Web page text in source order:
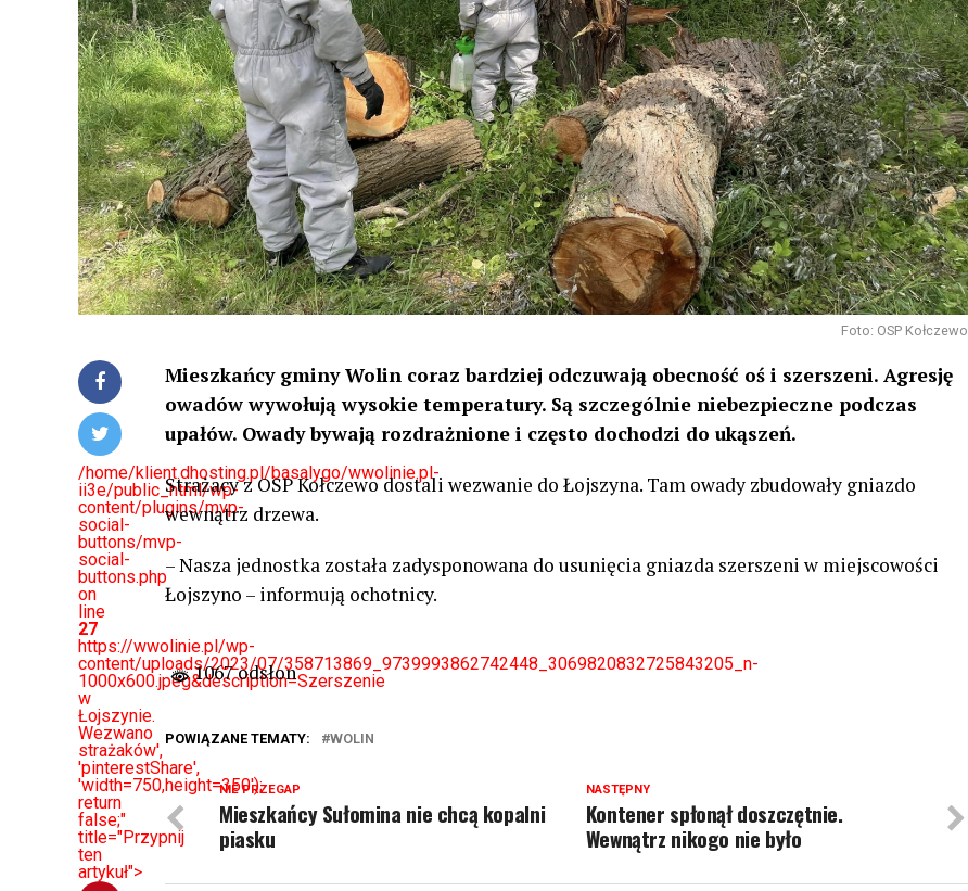
Foto: OSP Kołczewo
/home/klient.dhosting.pl/basalygo/wwolinie.pl-
ii3e/public_html/wp-
content/plugins/mvp-
social-
buttons/mvp-
social-
buttons.php
on
line
27
https://wwolinie.pl/wp-
content/uploads/2023/07/358713869_9739993862742448_3069820832725843205_n-
1000x600.jpeg&description=Szerszenie
w
Łojszynie.
Wezwano
strażaków',
'pinterestShare',
'width=750,height=350');
return
false;"
title="Przypnij
ten
artykuł">
Mieszkańcy gminy Wolin coraz bardziej odczuwają obecność oś i szerszeni. Agresję
owadów wywołują wysokie temperatury. Są szczególnie niebezpieczne podczas
upałów. Owady bywają rozdrażnione i często dochodzi do ukąszeń.
Strażacy z OSP Kołczewo dostali wezwanie do Łojszyna. Tam owady zbudowały gniazdo
wewnątrz drzewa.
– Nasza jednostka została zadysponowana do usunięcia gniazda szerszeni w miejscowości
Łojszyno – informują ochotnicy.
1067 odsłon
POWIĄZANE TEMATY: WOLIN
NASTĘPNY
Kontener spłonął doszczętnie.
Wewnątrz nikogo nie było
NIE PRZEGAP
Mieszkańcy Sułomina nie chcą kopalni
piasku